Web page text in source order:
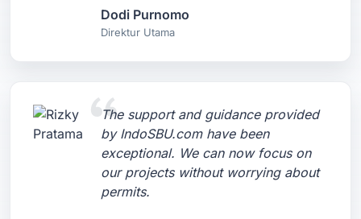
Dodi Purnomo
Direktur Utama
The support and guidance provided
by IndoSBU.com have been
exceptional. We can now focus on
our projects without worrying about
permits.